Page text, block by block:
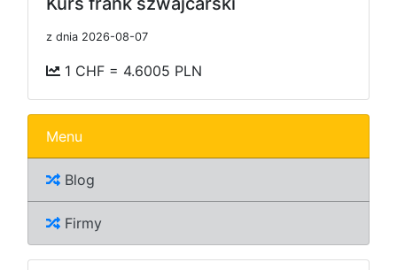
z dnia 2026-08-07
1 CHF = 4.6005 PLN
Menu
Blog
Firmy